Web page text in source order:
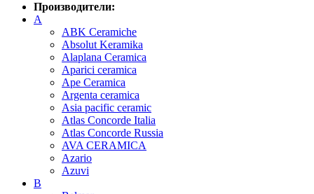
Производители:
A
ABK Ceramiche
Absolut Keramika
Alaplana Ceramica
Aparici ceramica
Ape Ceramica
Argenta ceramica
Asia pacific ceramic
Atlas Concorde Italia
Atlas Concorde Russia
AVA CERAMICA
Azario
Azuvi
B